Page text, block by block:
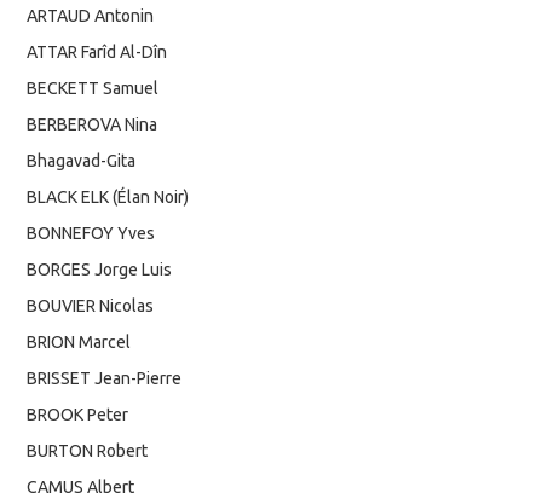
ARTAUD Antonin
ATTAR Farîd Al-Dîn
BECKETT Samuel
BERBEROVA Nina
Bhagavad-Gita
BLACK ELK (Élan Noir)
BONNEFOY Yves
BORGES Jorge Luis
BOUVIER Nicolas
BRION Marcel
BRISSET Jean-Pierre
BROOK Peter
BURTON Robert
CAMUS Albert